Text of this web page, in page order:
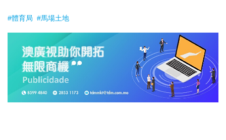
#體育局 #馬場土地